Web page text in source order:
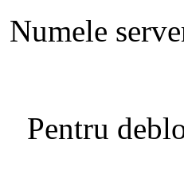
Numele
Pentru